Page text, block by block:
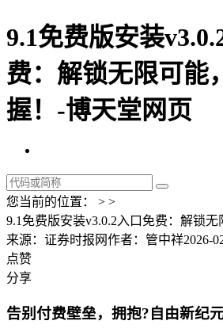
9.1免费版安装
费：解锁无限可能
握！-博天堂网页
您当前的位置： > >
9.1免费版安装v3.0.2入口免费：解锁无
来源：证券时报网作者：管中祥2026-
点赞
分享
告别付费壁垒，拥抱?自由新纪